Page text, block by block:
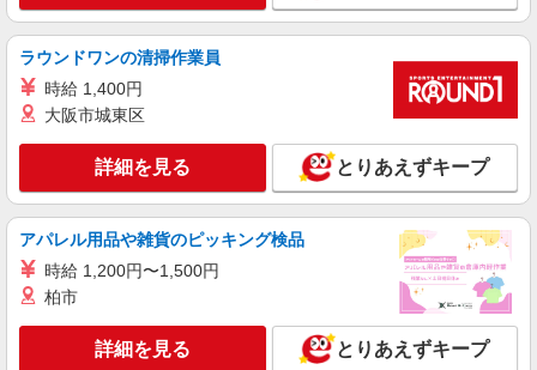
株式会社シエロ
【ドコモ】の店舗スタッフ
時給1300円〜 ※残業代支給 ★交通費別途支給
い・週払い可能（規程有）★ ゜・。○。・゜
+゜・。○。・゜+゜
山口県周南市のdocomoショップ
キープ 詳細を見る
ソフトバンク新南陽店
ソフトバンクショップの携帯販売スタッフ
月給 180,000円 〜 350,000円 試用期間あり 3
ヶ月 ※経験・能力による 【試用期間】月給
180000 円 〜 200000 円
■ソフトバンク新南陽店 山口県 周南市 政所3
ラウンドワンの清掃作業員
時給 1,400円
大阪市城東区
詳細を見る とりあえずキープ
アパレル用品や雑貨のピッキング検品
時給 1,200円〜1,500円
柏市
詳細を見る とりあえずキープ